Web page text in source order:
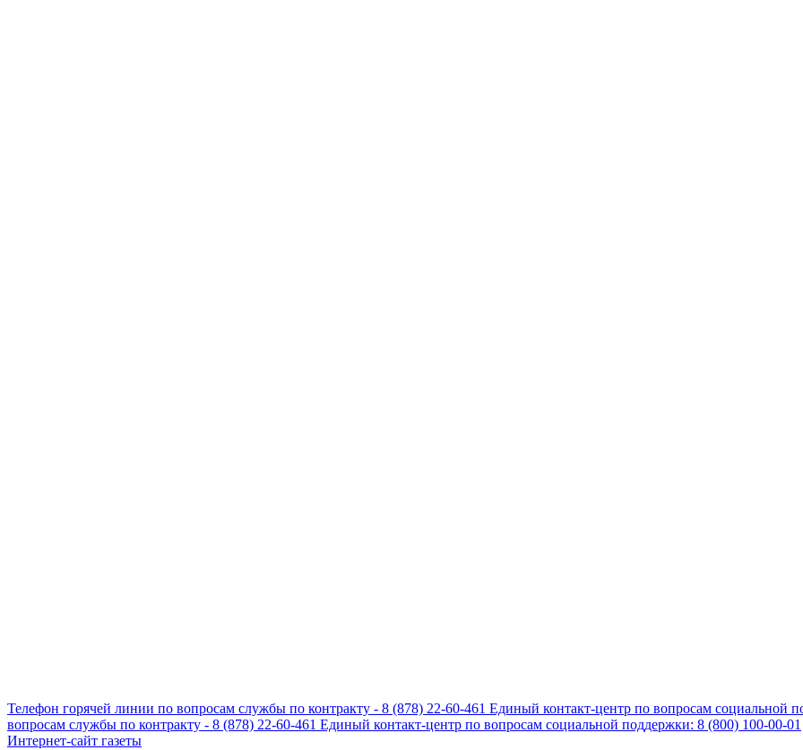
Телефон горячей линии по вопросам службы по контракту - 8 (878) 22-60-461 Единый контакт-центр по вопросам социальной
вопросам службы по контракту - 8 (878) 22-60-461 Единый контакт-центр по вопросам социальной поддержки: 8 (800) 100-00-01
Интернет-сайт газеты